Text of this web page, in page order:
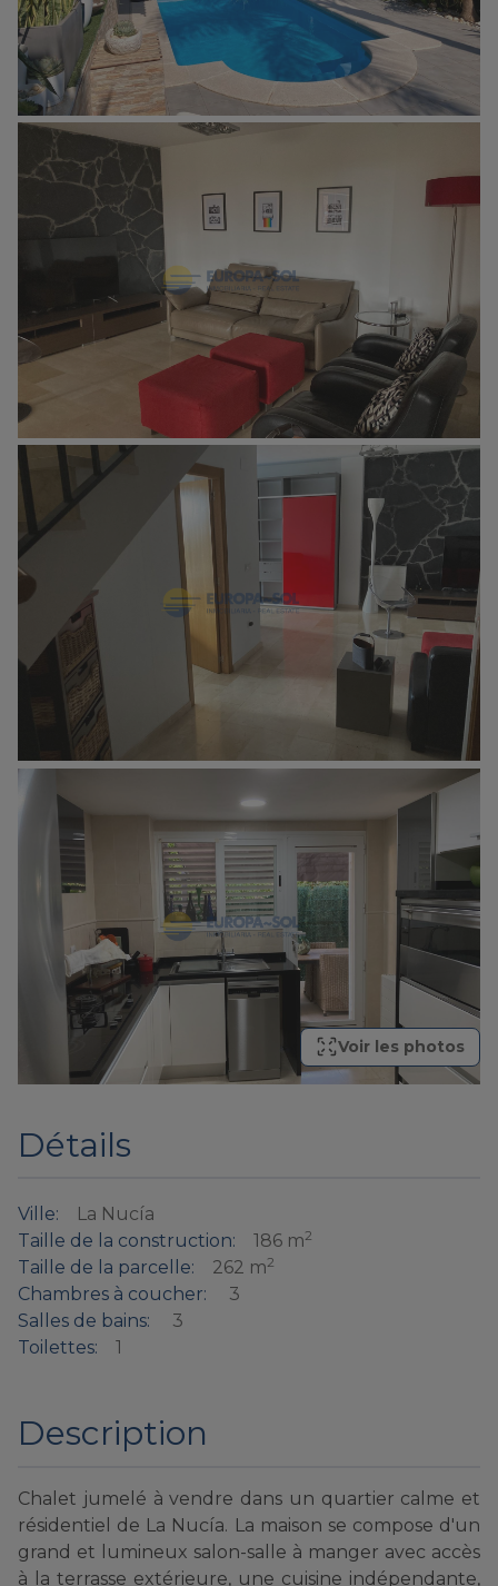
Voir les photos
Détails
Ville:
La Nucía
Taille de la construction:
186 m2
Taille de la parcelle: 262 m2
Chambres à coucher:
3
Salles de bains:
3
Toilettes:
1
Description
Chalet jumelé à vendre dans un quartier calme et
résidentiel de La Nucía. La maison se compose d'un
grand et lumineux salon-salle à manger avec accès
à la terrasse extérieure, une cuisine indépendante,